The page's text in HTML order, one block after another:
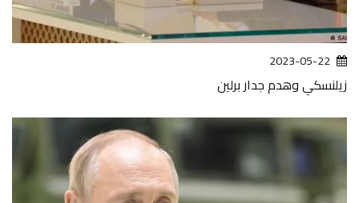
2023-05-22
زيلنسكي وهدم جدار برلين